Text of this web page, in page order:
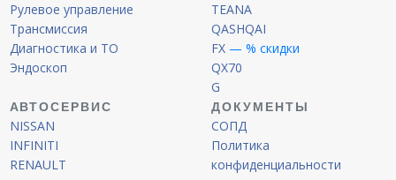
Рулевое управление
Трансмиссия
Диагностика и ТО
Эндоскоп
TEANA
QASHQAI
FX — % скидки
QX70
G
АВТОСЕРВИС
NISSAN
INFINITI
RENAULT
ДОКУМЕНТЫ
СОПД
Политика
конфиденциальности